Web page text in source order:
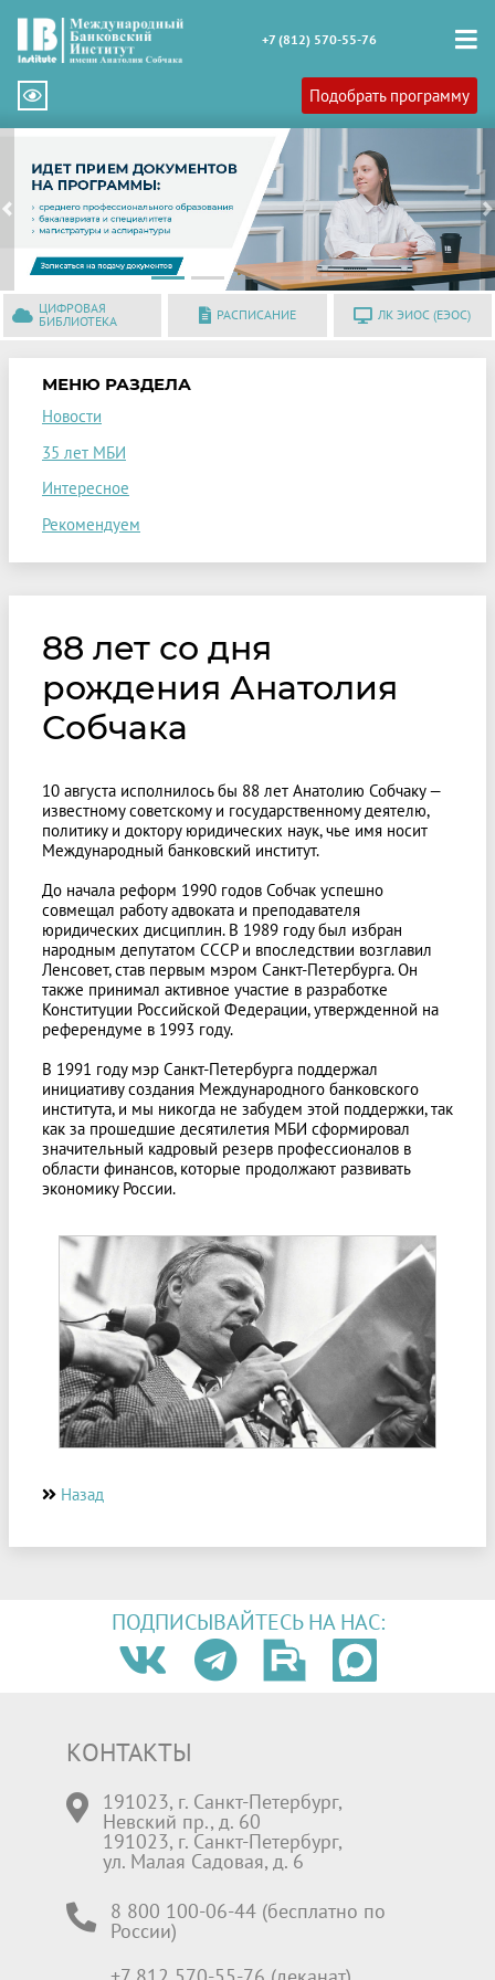
+7 (812) 570-55-76
Подобрать программу
Previous
ЦИФРОВАЯ
БИБЛИОТЕКА
РАСПИСАНИЕ ЛК ЭИОС (ЕЭОС)
МЕНЮ РАЗДЕЛА
Новости
35 лет МБИ
Интересное
Рекомендуем
88 лет со дня
рождения Анатолия
Собчака
10 августа исполнилось бы 88 лет Анатолию Собчаку —
известному советскому и государственному деятелю,
политику и доктору юридических наук, чье имя носит
Международный банковский институт.
До начала реформ 1990 годов Собчак успешно
совмещал работу адвоката и преподавателя
юридических дисциплин. В 1989 году был избран
народным депутатом СССР и впоследствии возглавил
Ленсовет, став первым мэром Санкт-Петербурга. Он
также принимал активное участие в разработке
Конституции Российской Федерации, утвержденной на
референдуме в 1993 году.
В 1991 году мэр Санкт-Петербурга поддержал
инициативу создания Международного банковского
института, и мы никогда не забудем этой поддержки, так
как за прошедшие десятилетия МБИ сформировал
значительный кадровый резерв профессионалов в
области финансов, которые продолжают развивать
экономику России.
Назад
ПОДПИСЫВАЙТЕСЬ НА НАС:
КОНТАКТЫ
191023, г. Санкт-Петербург,
Невский пр., д. 60
191023, г. Санкт-Петербург,
ул. Малая Садовая, д. 6
8 800 100-06-44 (бесплатно по
России)